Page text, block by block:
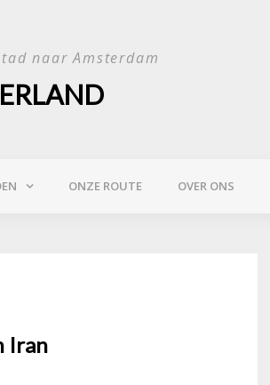
naar Amsterdam
ONZE ROUTE OVER ONS
Iran